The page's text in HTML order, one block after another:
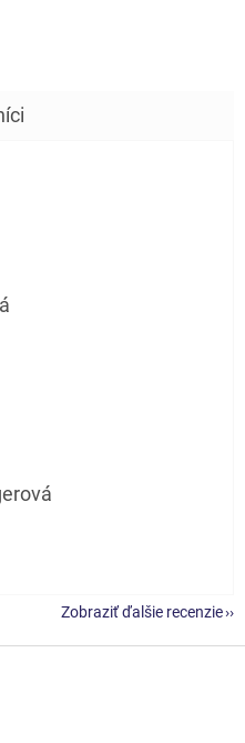
je 5 z 5 hviezdičiek.
je 5 z 5 hviezdičiek.
je 5 z 5 hviezdičiek.
je 5 z 5 hviezdičiek.
Zobraziť ďalšie recenzie